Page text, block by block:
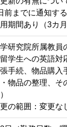
前までに通知する
期間あり（3カ月
研究院所属教員
留学生への英語対
手続、物品購入
物品の整理、そ
の範囲：変更な